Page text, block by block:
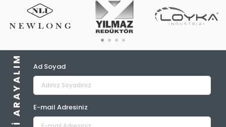
Ad Soyad
E-mail Adresiniz